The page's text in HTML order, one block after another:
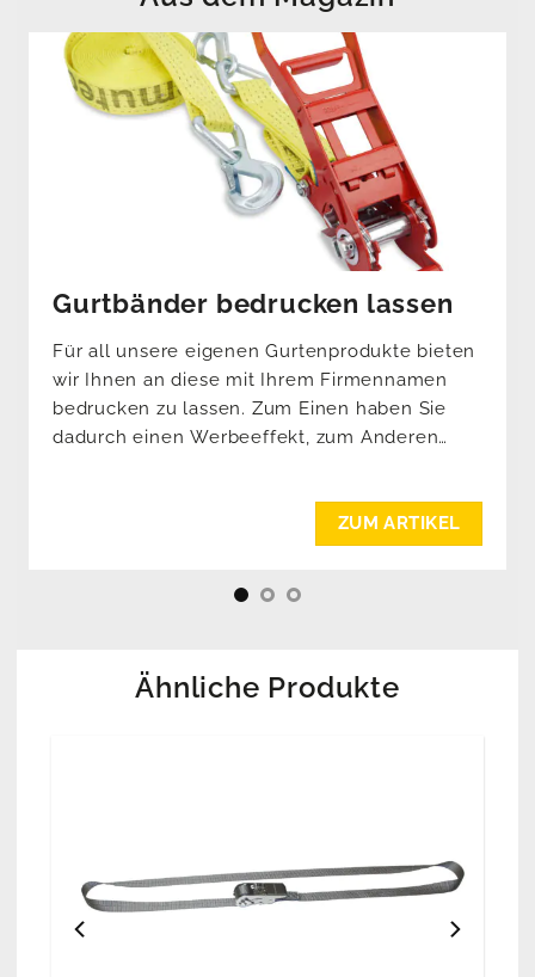
Gurtbänder bedrucken lassen
Für all unsere eigenen Gurtenprodukte bieten
wir Ihnen an diese mit Ihrem Firmennamen
bedrucken zu lassen. Zum Einen haben Sie
dadurch einen Werbeeffekt, zum Anderen
ZUM ARTIKEL
Ähnliche Produkte